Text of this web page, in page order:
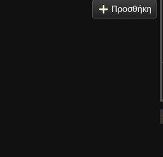
Προσθήκη